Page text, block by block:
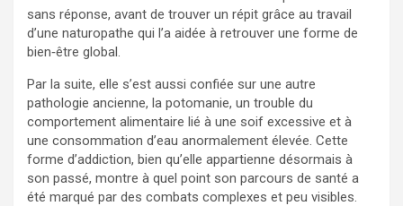
sans réponse, avant de trouver un répit grâce au travail
d’une naturopathe qui l’a aidée à retrouver une forme de
bien‑être global.
Par la suite, elle s’est aussi confiée sur une autre
pathologie ancienne, la potomanie, un trouble du
comportement alimentaire lié à une soif excessive et à
une consommation d’eau anormalement élevée. Cette
forme d’addiction, bien qu’elle appartienne désormais à
son passé, montre à quel point son parcours de santé a
été marqué par des combats complexes et peu visibles.